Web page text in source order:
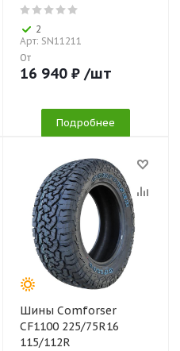
2
Арт: SN11211
От
16 940 ₽ /шт
Подробнее
Шины Comforser
CF1100 225/75R16
115/112R